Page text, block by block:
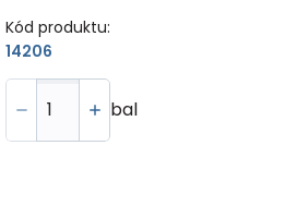
Kód produktu:
14206
bal